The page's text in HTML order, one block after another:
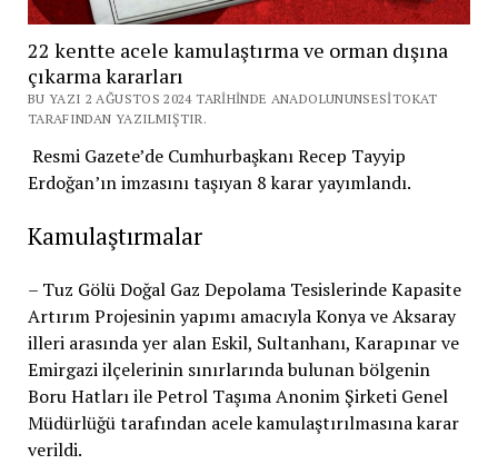
22 kentte acele kamulaştırma ve orman dışına
çıkarma kararları
BU YAZI 2 AĞUSTOS 2024 TARIHINDE ANADOLUNUNSESITOKAT
TARAFINDAN YAZILMIŞTIR.
Resmi Gazete’de Cumhurbaşkanı Recep Tayyip
Erdoğan’ın imzasını taşıyan 8 karar yayımlandı.
Kamulaştırmalar
– Tuz Gölü Doğal Gaz Depolama Tesislerinde Kapasite
Artırım Projesinin yapımı amacıyla Konya ve Aksaray
illeri arasında yer alan Eskil, Sultanhanı, Karapınar ve
Emirgazi ilçelerinin sınırlarında bulunan bölgenin
Boru Hatları ile Petrol Taşıma Anonim Şirketi Genel
Müdürlüğü tarafından acele kamulaştırılmasına karar
verildi.